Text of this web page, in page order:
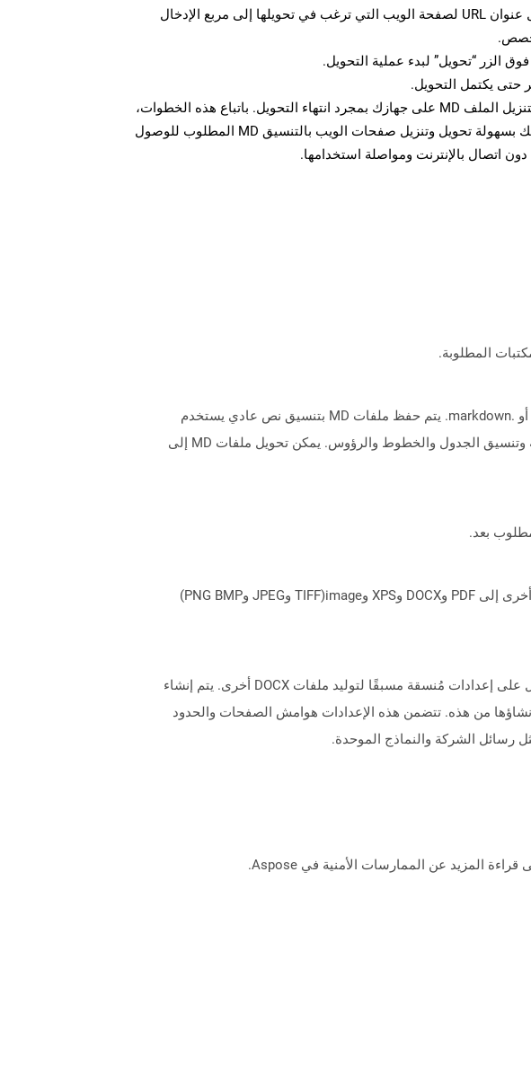
أدخل عنوان URL لصفحة الويب التي ترغب في تحويلها إلى مربع الإدخال
فوق الزر “تحويل” لبدء عملية التحويل.
حتى يكتمل التحويل.
قم بتنزيل الملف MD على جهازك بمجرد انتهاء التحويل. باتباع هذه الخطوات،
يمكنك بسهولة تحويل وتنزيل صفحات الويب بالتنسيق MD المطلوب للوصول
دون اتصال بالإنترنت ومواصلة استخدامها.
يتم حفظ الملفات النصية التي تم إنشاؤها باستخدام لهجات لغة Markdown باستخدام ملحق ملف .md أو .markdown. يتم حفظ ملفات MD بتنسيق نص عادي يستخدم
لغة Markdown التي تتضمن أيضًا رموز نصية مضمنة ، وتحديد كيفية تنسيق النص مثل المسافات البادئة وتنسيق الجدول والخطوط والرؤوس. يمكن تحويل ملفات MD إلى
يمكن لـ Aspose.Total Cloud تحويل تنسيقات الملفات من أي مجموعة منتجات إلى أي عائلة منتجات أخرى إلى PDF وDOCX وXPS وimage(TIFF وJPEG وPNG BMP)
الملفات التي تحتوي على ملحق DOTX هي ملفات قالب تم إنشاؤها بواسطة Microsoft Word للحصول على إعدادات مُنسقة مسبقًا لتوليد ملفات DOCX أخرى. يتم إنشاء
من هذه. تتضمن هذه الإعدادات هوامش الصفحات والحدود
رسائل الشركة والنماذج الموحدة.